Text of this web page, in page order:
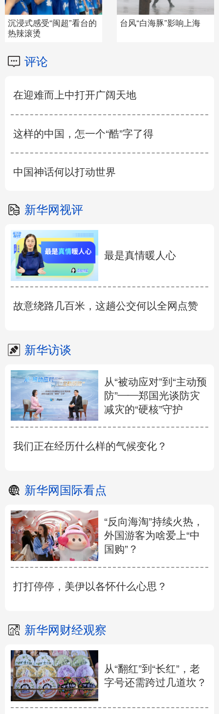
沉浸式感受“闽超”看台的
热辣滚烫
台风“白海豚”影响上海
评论
在迎难而上中打开广阔天地
这样的中国，怎一个“酷”字了得
中国神话何以打动世界
新华网视评
最是真情暖人心
故意绕路几百米，这趟公交何以全网点赞
新华访谈
从“被动应对”到“主动预
防”——郑国光谈防灾
减灾的“硬核”守护
我们正在经历什么样的气候变化？
新华网国际看点
“反向海淘”持续火热，
外国游客为啥爱上“中
国购”？
打打停停，美伊以各怀什么心思？
新华网财经观察
从“翻红”到“长红”，老
字号还需跨过几道坎？